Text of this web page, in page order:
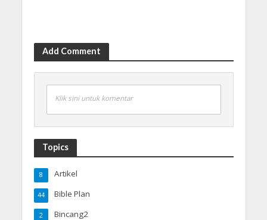
Add Comment
Klik sini untuk komentar
Topics
Artikel
8
Bible Plan
44
Bincang2
2